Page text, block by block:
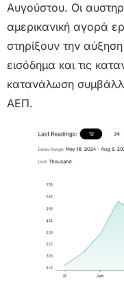
Αυγούστου. Οι
αμερικανική αγορά
στηρίξουν την
εισόδημα και τις
κατανάλωση
ΑΕΠ.